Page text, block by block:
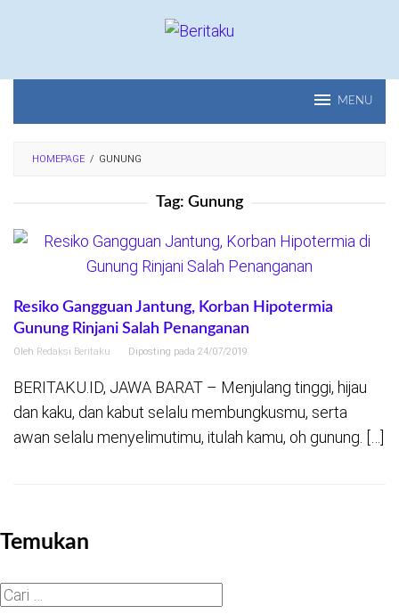
MENU
HOMEPAGE / GUNUNG
Tag: Gunung
Resiko Gangguan Jantung, Korban Hipotermia
Gunung Rinjani Salah Penanganan
Oleh Redaksi Beritaku Diposting pada 24/07/2019
BERITAKU.ID, JAWA BARAT – Menjulang tinggi, hijau
dan kaku, dan kabut selalu membungkusmu, serta
awan selalu menyelimutimu, itulah kamu, oh gunung. […]
Temukan
Cari